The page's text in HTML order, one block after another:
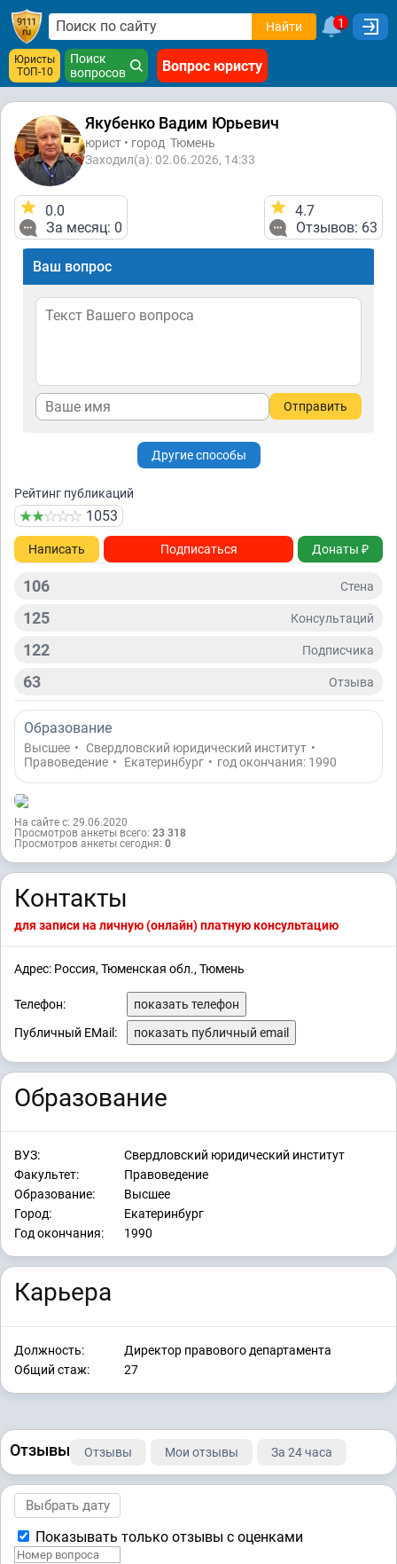
Найти 1
Юристы
ТОП-10
Поиск
вопросов
Вопрос юристу
Якубенко Вадим Юрьевич
юрист • город Тюмень
Заходил(а): 02.06.2026, 14:33
0.0
За месяц: 0
4.7
Отзывов: 63
Ваш вопрос
Отправить
Другие способы
Рейтинг публикаций
1053
Написать Подписаться Донаты ₽
106 Стена
125 Консультаций
122 Подписчикa
63 Отзывa
Образование
Высшее • Свердловский юридический институт •
Правоведение • Екатеринбург • год окончания: 1990
На сайте с: 29.06.2020
Просмотров анкеты всего: 23 318
Просмотров анкеты сегодня: 0
Контакты
для записи на личную (онлайн) платную консультацию
Адрес: Россия, Тюменская обл., Тюмень
Телефон:
показать телефон
Публичный EMail:
показать публичный email
Образование
ВУЗ:
Свердловский юридический институт
Факультет:
Правоведение
Образование:
Высшее
Город:
Екатеринбург
Год окончания:
1990
Карьера
Должность:
Директор правового департамента
Общий стаж:
27
Отзывы Отзывы Мои отзывы За 24 часа
Показывать только отзывы с оценками